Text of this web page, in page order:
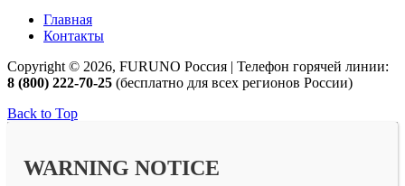
Главная
Контакты
Copyright © 2026, FURUNO Россия | Телефон горячей линии:
8 (800) 222-70-25 (бесплатно для всех регионов России)
Back to Top
WARNING NOTICE